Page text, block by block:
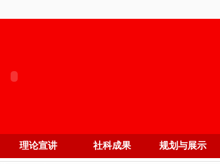
理论宣讲 社科成果 规划与展示